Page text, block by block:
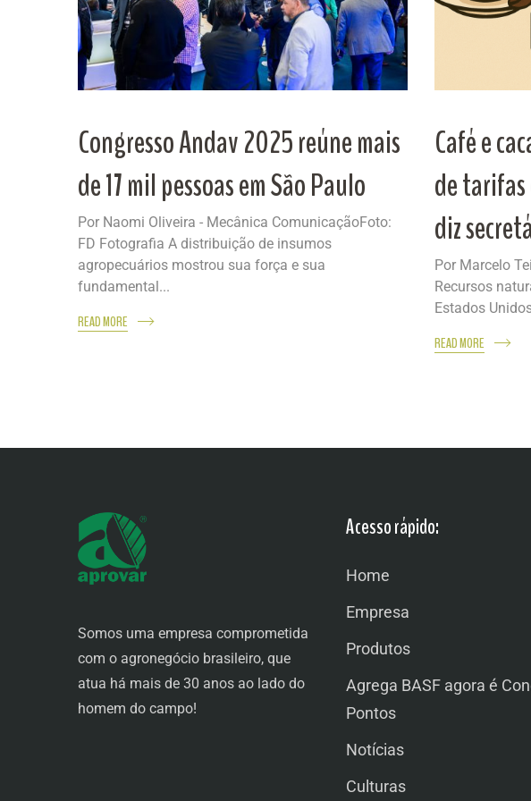
Congresso Andav 2025 reúne mais
de 17 mil pessoas em São Paulo
Por Naomi Oliveira - Mecânica ComunicaçãoFoto:
FD Fotografia A distribuição de insumos
agropecuários mostrou sua força e sua
fundamental...
READ MORE
Café e
de tarifas
diz
Por Marcelo
Recursos
Estados
READ MORE
Somos uma empresa comprometida
com o agronegócio brasileiro, que
atua há mais de 30 anos ao lado do
homem do campo!
Acesso rápido:
Home
Empresa
Produtos
Agrega BASF agora é
Pontos
Notícias
Culturas